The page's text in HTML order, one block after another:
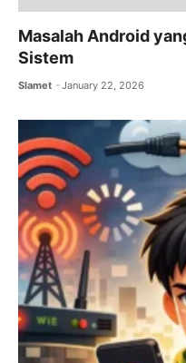
Masalah Android
Sistem
Slamet January 22, 2026